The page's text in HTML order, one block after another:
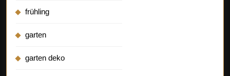
frühling
garten
garten deko